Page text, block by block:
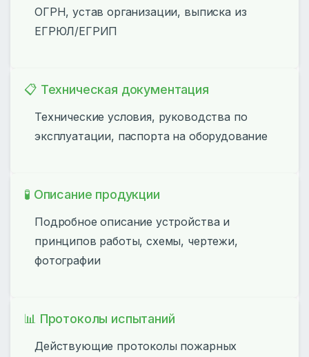
ОГРН, устав организации, выписка из
ЕГРЮЛ/ЕГРИП
📋 Техническая документация
Технические условия, руководства по
эксплуатации, паспорта на оборудование
🧪 Описание продукции
Подробное описание устройства и
принципов работы, схемы, чертежи,
фотографии
📊 Протоколы испытаний
Действующие протоколы пожарных